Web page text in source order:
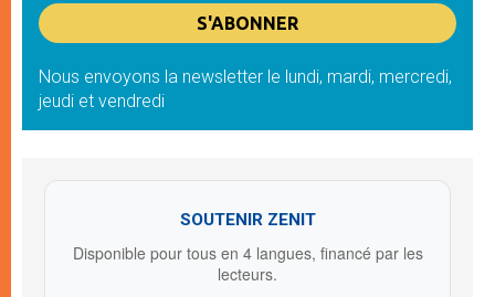
Nous envoyons la newsletter le lundi, mardi, mercredi,
jeudi et vendredi
SOUTENIR ZENIT
Disponible pour tous en 4 langues, financé par les
lecteurs.